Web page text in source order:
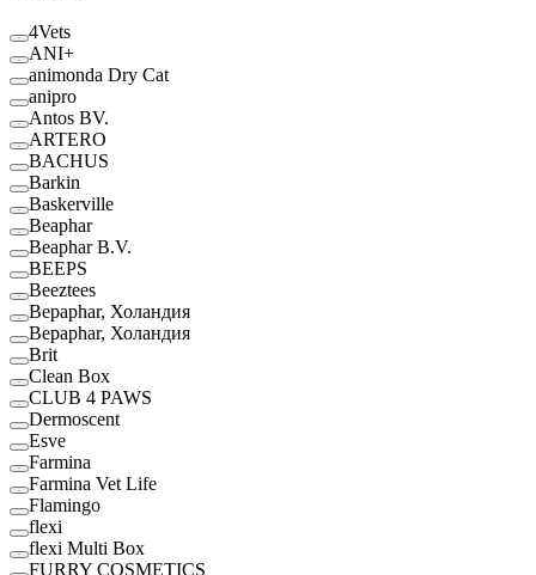
4Vets
ANI+
animonda Dry Cat
anipro
Antos BV.
ARTERO
BACHUS
Barkin
Baskerville
Beaphar
Beaphar B.V.
BEEPS
Beeztees
Bepaphar, Холандия
Bepaphar, Холандия
Brit
Clean Box
CLUB 4 PAWS
Dermoscent
Esve
Farmina
Farmina Vet Life
Flamingo
flexi
flexi Multi Box
FURRY COSMETICS